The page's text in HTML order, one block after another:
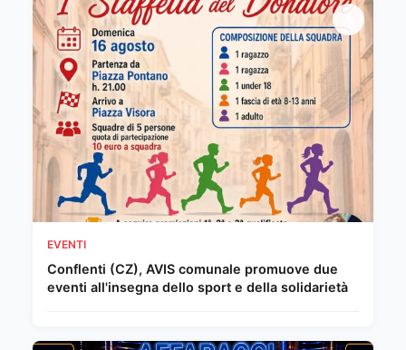
EVENTI
Conflenti (CZ), AVIS comunale promuove due
eventi all'insegna dello sport e della solidarietà